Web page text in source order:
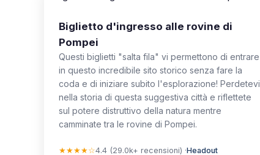
Biglietto d'ingresso alle rovine di
Pompei
Questi biglietti "salta fila" vi permettono di entrare
in questo incredibile sito storico senza fare la
coda e di iniziare subito l'esplorazione! Perdetevi
nella storia di questa suggestiva città e riflettete
sul potere distruttivo della natura mentre
camminate tra le rovine di Pompei.
★★★★☆4.4 (29.0k+ recensioni) ·Headout